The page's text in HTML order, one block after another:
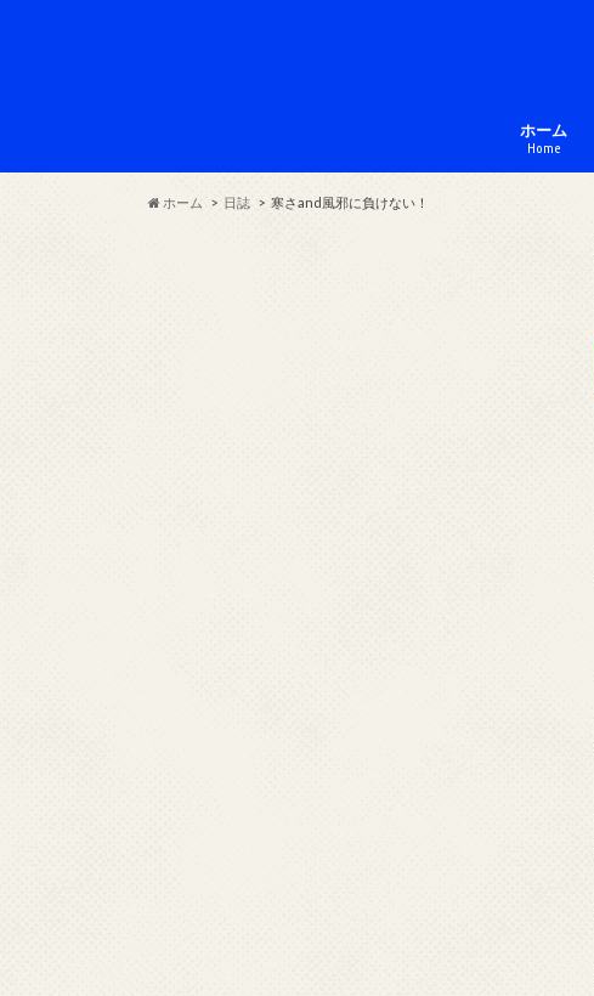
ホーム
Home
ホーム 日誌 寒さand風邪に負けない！